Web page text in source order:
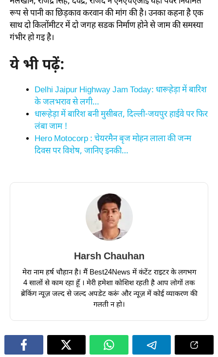
रूप से पानी का छिड़काव करवान की मांग की है। उनका कहना है एक
साथ दो किलोंमीटर में दो जगह सडक निर्माण होने से जाम की समस्या
गंभीर हो गइ है।
ये भी पढ़ें:
Delhi Jaipur Highway Jam Today: धारूहेड़ा में बारिश
के जलभराव से लगी…
धारूहेड़ा में बारिश बनी मुसीबत, दिल्ली-जयपुर हाईवे पर फिर
लंबा जाम !
Hero Motocorp : चेयरमैन बृज मोहन लाला की जन्म
दिवस पर विशेष, जानिए इनकी…
Harsh Chauhan
मेरा नाम हर्ष चौहान है। मैं Best24News में कंटेंट राइटर के लगभग
4 सालों से काम रहा हूँ । मेरी हमेशा कोशिश रहती है आप लोगों तक
ब्रेकिंग न्यूज़ जल्द से जल्द अपडेट करूं और न्यूज़ में कोई व्याकरण की
गलती न हो।